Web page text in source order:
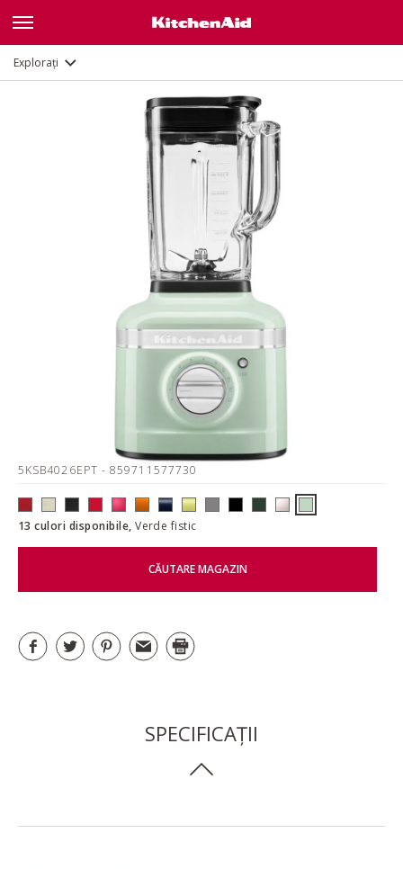
Explorați
5KSB4026EPT - 859711577730
13 culori disponibile,Verde fistic
CĂUTARE MAGAZIN
SPECIFICAȚII